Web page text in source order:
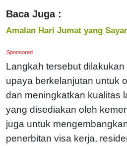
Baca Juga :
Amalan Hari Jumat yang
Sponsored
Langkah tersebut
upaya berkelanjutan untuk
dan meningkatkan kualitas
yang disediakan oleh
juga untuk
penerbitan visa kerja,